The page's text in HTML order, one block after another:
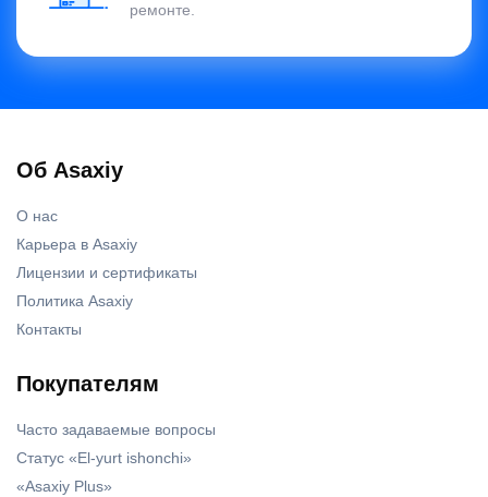
ремонте.
Об Asaxiy
О нас
Карьера в Asaxiy
Лицензии и сертификаты
Политика Asaxiy
Контакты
Покупателям
Часто задаваемые вопросы
Статус «El-yurt ishonchi»
«Asaxiy Plus»